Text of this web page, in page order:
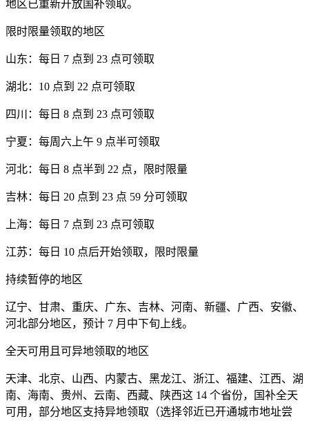
地区已重新开放国补领取。
限时限量领取的地区
山东：每日 7 点到 23 点可领取
湖北：10 点到 22 点可领取
四川：每日 8 点到 23 点可领取
宁夏：每周六上午 9 点半可领取
河北：每日 8 点半到 22 点，限时限量
吉林：每日 20 点到 23 点 59 分可领取
上海：每日 7 点到 23 点可领取
江苏：每日 10 点后开始领取，限时限量
持续暂停的地区
辽宁、甘肃、重庆、广东、吉林、河南、新疆、广西、安徽、
河北部分地区，预计 7 月中下旬上线。
全天可用且可异地领取的地区
天津、北京、山西、内蒙古、黑龙江、浙江、福建、江西、湖
南、海南、贵州、云南、西藏、陕西这 14 个省份，国补全天
可用，部分地区支持异地领取（选择邻近已开通城市地址尝